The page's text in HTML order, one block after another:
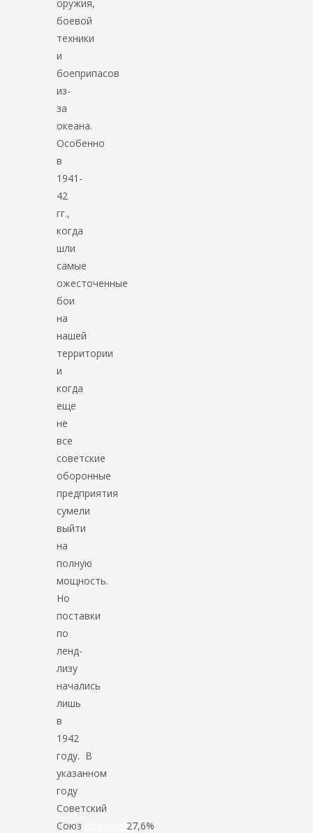
оружия,
боевой
техники
и
боеприпасов
из-
за
океана.
Особенно
в
1941-
42
гг.,
когда
шли
самые
ожесточенные
бои
на
нашей
территории
и
когда
еще
не
все
советские
оборонные
предприятия
сумели
выйти
на
полную
мощность.
Но
поставки
по
ленд-
лизу
начались
лишь
в
1942
году. В
указанном
году
Советский
Союз
27,6%